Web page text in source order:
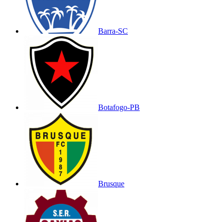
Barra-SC
Botafogo-PB
Brusque